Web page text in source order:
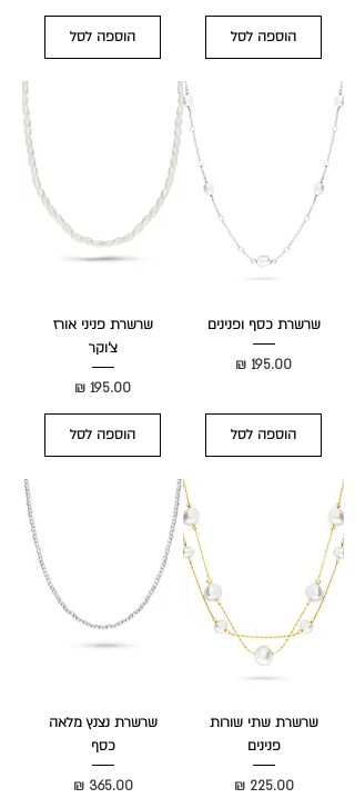
הוספה לסל הוספה לסל
שרשרת כסף ופנינים
מחיר
הוספה לסל
שרשרת פניני אורז
צ'וקר
מחיר
הוספה לסל
שרשרת שתי שורות
פנינים
מחיר‏225.00 ‏₪
שרשרת נצנץ מלאה
כסף
מחיר‏365.00 ‏₪